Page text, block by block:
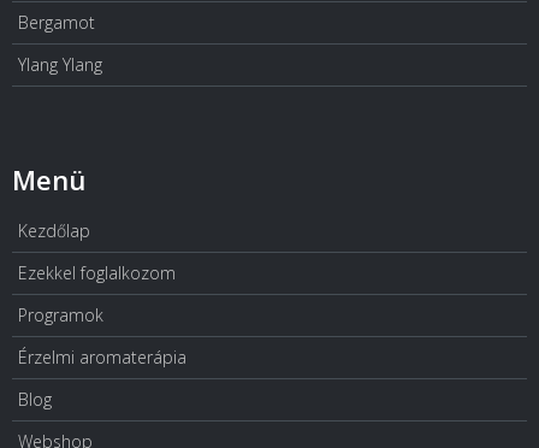
Bergamot
Ylang Ylang
Menü
Kezdőlap
Ezekkel foglalkozom
Programok
Érzelmi aromaterápia
Blog
Webshop